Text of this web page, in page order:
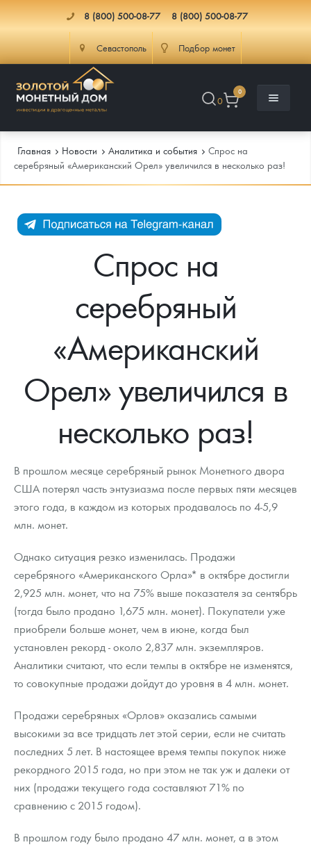
8 (800) 500-08-77 8 (800) 500-08-77
Севастополь Подбор монет
0
0
Каталог Монет
Инвестиционные монеты
Монеты Царской России
Монеты стран мира после 1950г
Георгий Победоносец
Золотой червонец Сеятель
Аксессуары
Гарри Поттер
Год Лошади
Жетоны "Необыкновенные обитатели глубин"
Ювелирные изделия
Русская нумизматика
Наборы подарочных и коллекционных монет
Монеты и жетоны из недрагоценных металлов
Книги по нумизматике
Инфо
Выкуп монет
Памятка для работы с монетами из драгметаллов
Условия возврата
Монеты
Политика использования Cookies
Положение по обработке и защите персональных данных
Информация
Распродажа монет и жетонов
Аналитика и события
Итоги 2025 года. Прогноз курсов золота, серебра, платины на
2026 год
Cтатьи
Курс золота и серебра
Скупка слитков
Контакты
Наши преимущества
Письмо директору
Пресс-служба
Главная Новости Аналитика и события
Спрос на
серебряный «Американский Орел» увеличился в несколько раз!
Спрос на
серебряный
«Американский
Орел» увеличился в
несколько раз!
В прошлом месяце серебряный рынок Монетного двора
США потерял часть энтузиазма после первых пяти месяцев
этого года, в каждом из которых продавалось по 4-5,9
млн. монет.
Однако ситуация резко изменилась. Продажи
серебряного «Американского Орла»* в октябре достигли
2,925 млн. монет, что на 75% выше показателя за сентябрь
(тогда было продано 1,675 млн. монет). Покупатели уже
приобрели больше монет, чем в июне, когда был
установлен рекорд - около 2,837 млн. экземпляров.
Аналитики считают, что если темпы в октябре не изменятся,
то совокупные продажи дойдут до уровня в 4 млн. монет.
Продажи серебряных «Орлов» оказались самыми
высокими за все тридцать лет этой серии, если не считать
последних 5 лет. В настоящее время темпы покупок ниже
рекордного 2015 года, но при этом не так уж и далеки от
них (продажи текущего года составляют 71% по
сравнению с 2015 годом).
В прошлом году было продано 47 млн. монет, а в этом